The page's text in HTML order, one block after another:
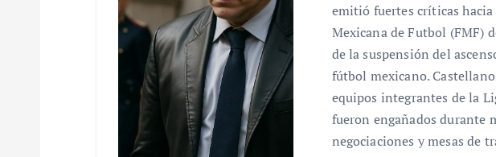
emitió fuertes críticas hacia
Mexicana de Futbol (FMF)
de la suspensión del
fútbol mexicano.
equipos integrantes de la
fueron engañados durante
negociaciones y mesas de